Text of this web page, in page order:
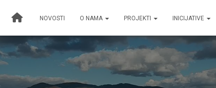
NOVOSTI O NAMA PROJEKTI INICIJATIVE